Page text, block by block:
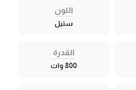
اللون
ستيل
القدرة
800 وات